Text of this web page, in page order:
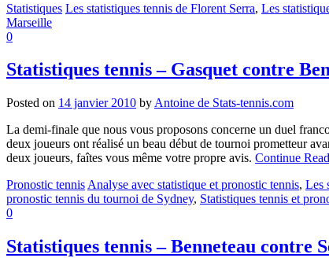
Statistiques Les statistiques tennis de Florent Serra, Les
Marseille
0
Statistiques tennis – Gasquet contre
Posted on 14 janvier 2010 by Antoine de Stats-tennis.com
La demi-finale que nous vous proposons concerne un duel
deux joueurs ont réalisé un beau début de tournoi prometteur
deux joueurs, faîtes vous même votre propre avis. Continue
Pronostic tennis Analyse avec statistique et pronostic tennis, Les
pronostic tennis du tournoi de Sydney, Statistiques tennis et
0
Statistiques tennis – Benneteau contre